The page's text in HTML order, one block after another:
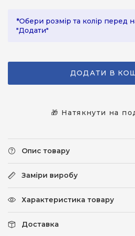
*Обери розмір та колір перед
"Додати"
ДОДАТИ В
🎁 Натякнути на
Опис товару
Заміри виробу
Характеристика товару
Доставка